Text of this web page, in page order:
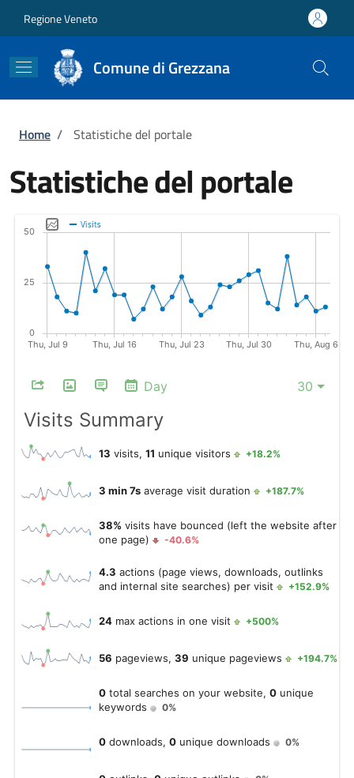
Regione Veneto
Comune di Grezzana
Briciole di pane
Home / Statistiche del portale
Statistiche del portale